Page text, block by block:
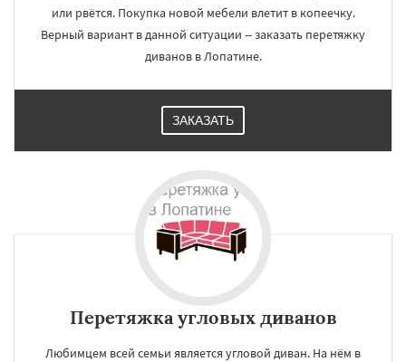
или рвётся. Покупка новой мебели влетит в копеечку.
Верный вариант в данной ситуации -- заказать перетяжку
диванов в Лопатине.
ЗАКАЗАТЬ
Перетяжка угловых диванов
Любимцем всей семьи является угловой диван. На нём в